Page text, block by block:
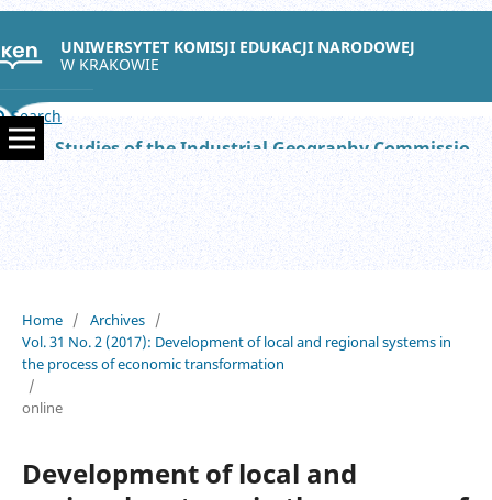
UNIWERSYTET KOMISJI EDUKACJI NARODOWEJ
W KRAKOWIE
Search
Studies of the Industrial Geography Commission of the Polish Geographical Society
Home / Archives /
Vol. 31 No. 2 (2017): Development of local and regional systems in
the process of economic transformation
/
online
Development of local and